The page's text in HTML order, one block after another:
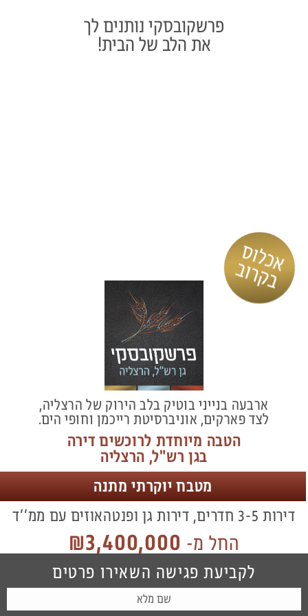
פרשקובסקי נותנים לך
את הלב של הבית!
ארבעה בנייני בוטיק בלב הירוק של הרצליה,
לצד פארקים, אוניברסיטת רייכמן וחופי הים.
הטבה מיוחדת לרוכשים דירה
בגן רש"ל, הרצליה
מטבח יוקרתי מתנה
דירות 3-5 חדרים, דירות גן ופנטהאוזים עם ממ׳׳ד
החל מ- ₪3,400,000
לקביעת פגישה השאירו פרטים